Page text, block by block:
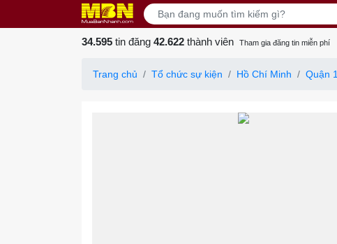
34.595 tin đăng 42.622 thành viên Tham gia đăng tin miễn phí
Trang chủ Tổ chức sự kiện Hồ Chí Minh Quận 1